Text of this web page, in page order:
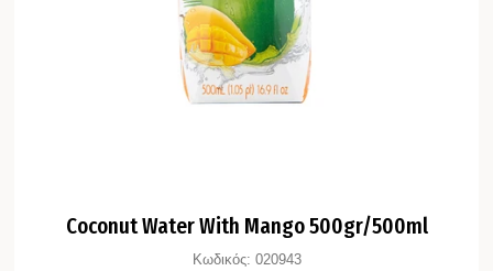
Coconut Water With Mango 500gr/500ml
Κωδικός: 020943